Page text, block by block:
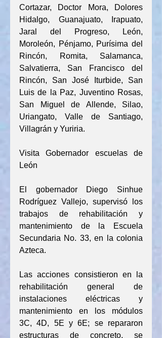
Cortazar, Doctor Mora, Dolores
Hidalgo, Guanajuato, Irapuato,
Jaral del Progreso, León,
Moroleón, Pénjamo, Purísima del
Rincón, Romita, Salamanca,
Salvatierra, San Francisco del
Rincón, San José Iturbide, San
Luis de la Paz, Juventino Rosas,
San Miguel de Allende, Silao,
Uriangato, Valle de Santiago,
Villagrán y Yuriria.
Visita Gobernador escuelas de
León
El gobernador Diego Sinhue
Rodríguez Vallejo, supervisó los
trabajos de rehabilitación y
mantenimiento de la Escuela
Secundaria No. 33, en la colonia
Azteca.
Las acciones consistieron en la
rehabilitación general de
instalaciones eléctricas y
mantenimiento en los módulos
3C, 4D, 5E y 6E; se repararon
estructuras de concreto, se